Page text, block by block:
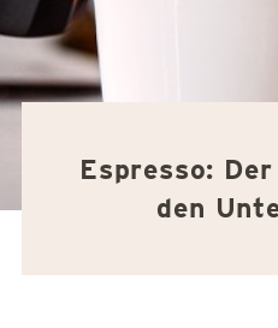
Espresso:
den